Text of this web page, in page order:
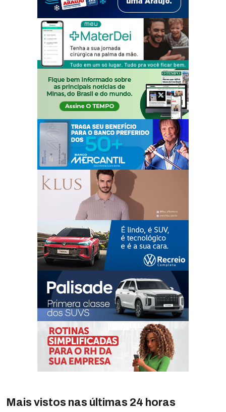
Mais vistos nas últimas 24 horas